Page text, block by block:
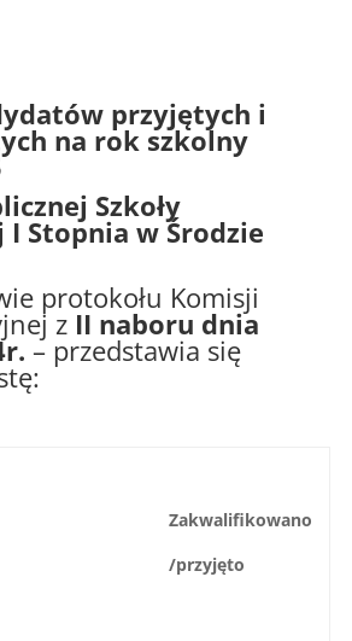
przyjętych i
na rok szkolny
Szkoły
I Stopnia w Środzie
protokołu Komisji
zII naboru dnia
– przedstawia się
Zakwalifikowano
/przyjęto